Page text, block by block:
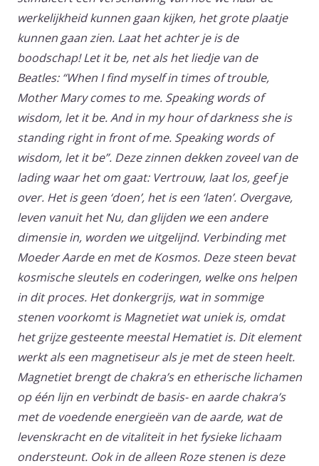
werkelijkheid kunnen gaan kijken, het grote plaatje
kunnen gaan zien. Laat het achter je is de
boodschap! Let it be, net als het liedje van de
Beatles: “When I find myself in times of trouble,
Mother Mary comes to me. Speaking words of
wisdom, let it be. And in my hour of darkness she is
standing right in front of me. Speaking words of
wisdom, let it be”. Deze zinnen dekken zoveel van de
lading waar het om gaat: Vertrouw, laat los, geef je
over. Het is geen ‘doen’, het is een ‘laten’. Overgave,
leven vanuit het Nu, dan glijden we een andere
dimensie in, worden we uitgelijnd. Verbinding met
Moeder Aarde en met de Kosmos. Deze steen bevat
kosmische sleutels en coderingen, welke ons helpen
in dit proces. Het donkergrijs, wat in sommige
stenen voorkomt is Magnetiet wat uniek is, omdat
het grijze gesteente meestal Hematiet is. Dit element
werkt als een magnetiseur als je met de steen heelt.
Magnetiet brengt de chakra’s en etherische lichamen
op één lijn en verbindt de basis- en aarde chakra’s
met de voedende energieën van de aarde, wat de
levenskracht en de vitaliteit in het fysieke lichaam
ondersteunt. Ook in de alleen Roze stenen is deze